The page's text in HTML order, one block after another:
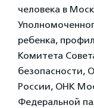
человека в
ребенка,
Комитета
безопасности,
России, ОНК
Федеральной